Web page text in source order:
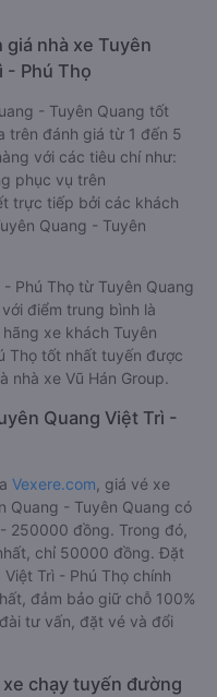
giá nhà xe Tuyên
- Phú Thọ
- Tuyên Quang tốt
trên đánh giá từ 1 đến 5
với các tiêu chí như:
phục vụ trên
trực tiếp bởi các khách
Quang - Tuyên
Phú Thọ từ Tuyên Quang
điểm trung bình là
xe khách Tuyên
Thọ tốt nhất tuyến được
nhà xe Vũ Hán Group.
Quang Việt Trì -
Vexere.com , giá vé xe
Quang - Tuyên Quang có
250000 đồng. Trong đó,
chỉ 50000 đồng. Đặt
Trì - Phú Thọ chính
đảm bảo giữ chỗ 100%
tư vấn, đặt vé và đổi
chạy tuyến đường